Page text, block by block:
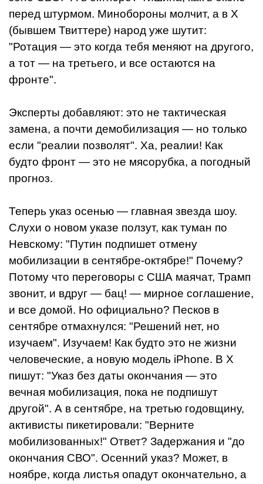
перед штурмом. Минобороны молчит, а в X
(бывшем Твиттере) народ уже шутит:
"Ротация — это когда тебя меняют на другого,
а тот — на третьего, и все остаются на
фронте".
Эксперты добавляют: это не тактическая
замена, а почти демобилизация — но только
если "реалии позволят". Ха, реалии! Как
будто фронт — это не мясорубка, а погодный
прогноз.
Теперь указ осенью — главная звезда шоу.
Слухи о новом указе ползут, как туман по
Невскому: "Путин подпишет отмену
мобилизации в сентябре-октябре!" Почему?
Потому что переговоры с США маячат, Трамп
звонит, и вдруг — бац! — мирное соглашение,
и все домой. Но официально? Песков в
сентябре отмахнулся: "Решений нет, но
изучаем". Изучаем! Как будто это не жизни
человеческие, а новую модель iPhone. В X
пишут: "Указ без даты окончания — это
вечная мобилизация, пока не подпишут
другой". А в сентябре, на третью годовщину,
активисты пикетировали: "Верните
мобилизованных!" Ответ? Задержания и "до
окончания СВО". Осенний указ? Может, в
ноябре, когда листья опадут окончательно, а